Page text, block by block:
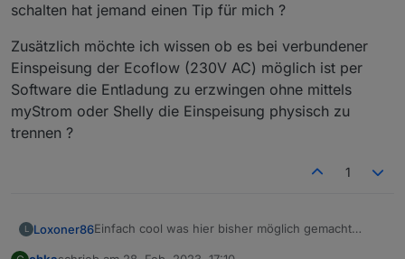
schalten hat jemand einen Tip für mich ?
Zusätzlich möchte ich wissen ob es bei verbundener
Einspeisung der Ecoflow (230V AC) möglich ist per
Software die Entladung zu erzwingen ohne mittels
myStrom oder Shelly die Einspeisung physisch zu
trennen ?
1
L Loxoner86Einfach cool was hier bisher möglich gemacht